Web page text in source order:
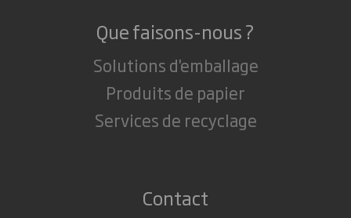
Que faisons-nous ?
Solutions d'emballage
Produits de papier
Services de recyclage
Contact